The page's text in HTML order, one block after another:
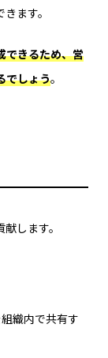
ます。
できるため、営
でしょう。
します。
織内で共有す